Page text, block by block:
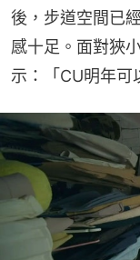
後，步道空間已
感十足。面對狹
示：「CU明年可